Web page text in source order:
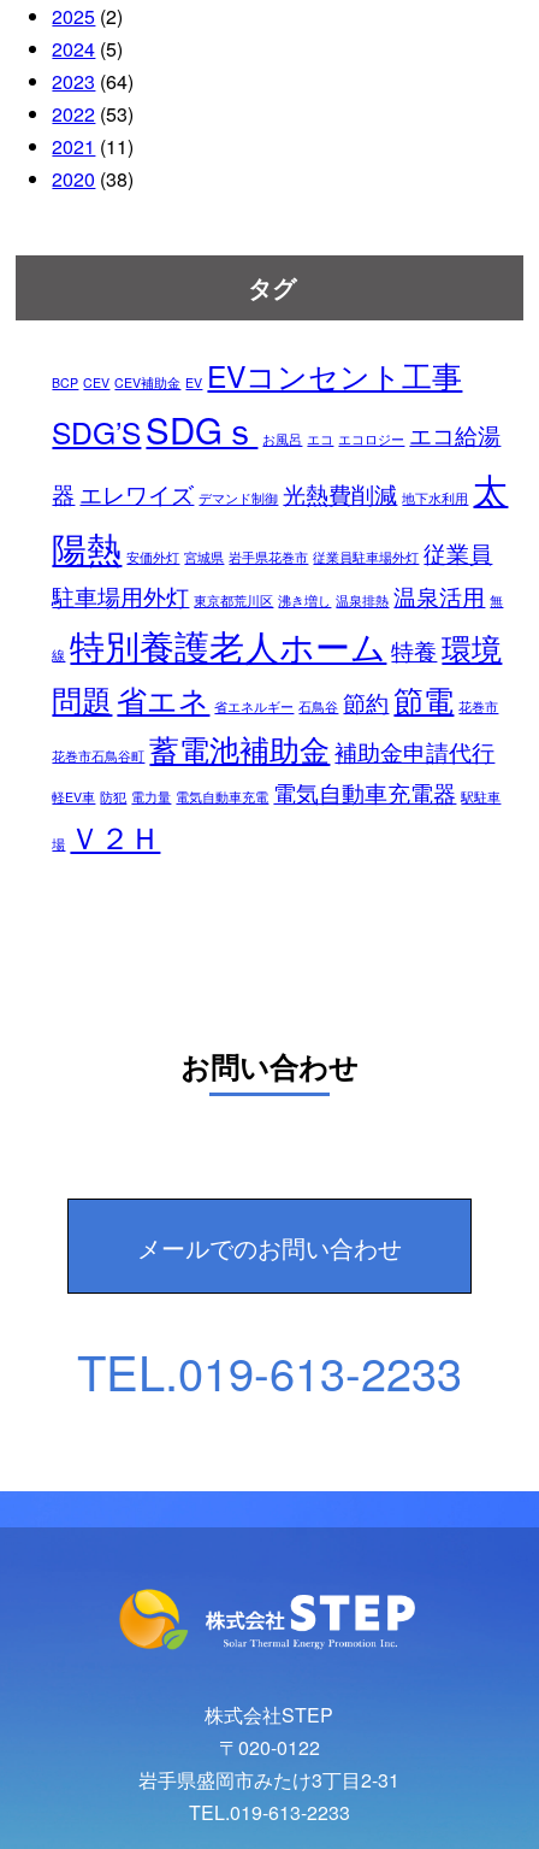
2025 (2)
2024 (5)
2023 (64)
2022 (53)
2021 (11)
2020 (38)
タグ
BCP CEV CEV補助金 EV EVコンセント工事
SDG’SSDGｓ お風呂 エコ エコロジー エコ給湯
器 エレワイズ デマンド制御 光熱費削減 地下水利用 太
陽熱 安価外灯 宮城県 岩手県花巻市 従業員駐車場外灯 従業員
駐車場用外灯 東京都荒川区 沸き増し 温泉排熱 温泉活用 無
線 特別養護老人ホーム 特養 環境
問題 省エネ 省エネルギー 石鳥谷 節約 節電 花巻市
花巻市石鳥谷町 蓄電池補助金 補助金申請代行
軽EV車 防犯 電力量 電気自動車充電 電気自動車充電器 駅駐車
場 Ｖ２Ｈ
お問い合わせ
メールでのお問い合わせ
TEL.019-613-2233
株式会社STEP
〒020-0122
岩手県盛岡市みたけ3丁目2-31
TEL.019-613-2233